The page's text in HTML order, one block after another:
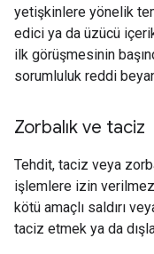
yetişkinlere yönelik
edici ya da üzücü içerik
ilk görüşmesinin
sorumluluk reddi
Zorbalık ve taciz
Tehdit, taciz veya
işlemlere izin
kötü amaçlı saldırı
taciz etmek ya da